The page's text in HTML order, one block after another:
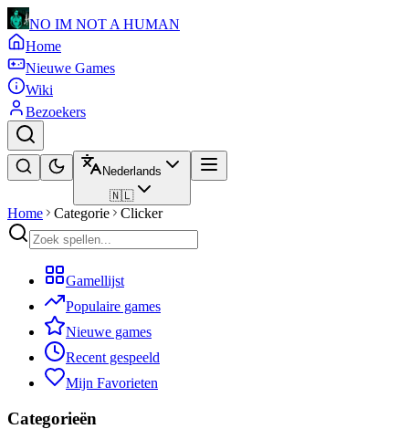
NO IM NOT A HUMAN
Home
Nieuwe Games
Wiki
Bezoekers
Nederlands
🇳🇱
Home Categorie Clicker
Gamellijst
Populaire games
Nieuwe games
Recent gespeeld
Mijn Favorieten
Categorieën